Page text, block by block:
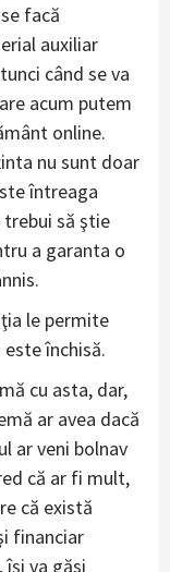
facă
auxiliar
când se va
acum putem
online.
nu sunt doar
întreaga
trebui să ştie
a garanta o
le permite
închisă.
cu asta, dar,
ar avea dacă
ar veni bolnav
că ar fi mult,
că există
financiar
îşi va găsi